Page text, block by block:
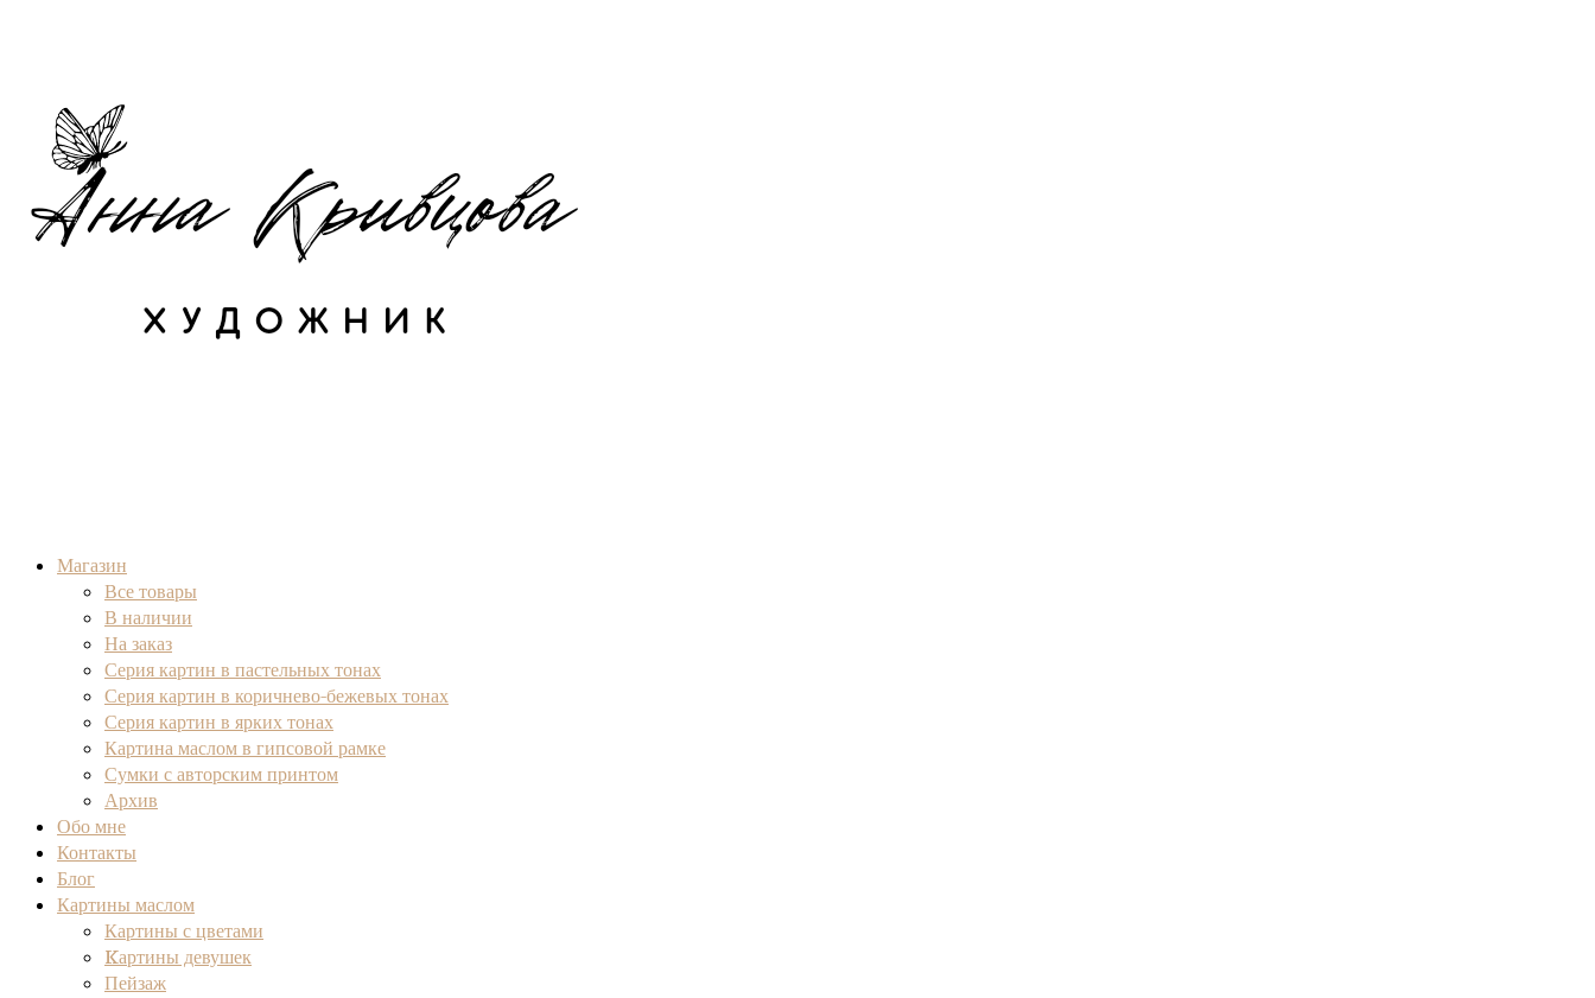
Художник Анна Кривцова
Оригинальные картины маслом
Магазин
Все товары
В наличии
На заказ
Серия картин в пастельных тонах
Серия картин в коричнево-бежевых тонах
Серия картин в ярких тонах
Картина маслом в гипсовой рамке
Сумки с авторским принтом
Архив
Обо мне
Контакты
Блог
Картины маслом
Картины с цветами
Kартины девушек
Пейзаж